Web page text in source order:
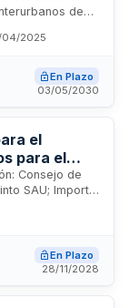
de
PUB
2025
En Plazo
03/05/2030
el
para el
Consejo de
SAU; Importe:
En Plazo
28/11/2028